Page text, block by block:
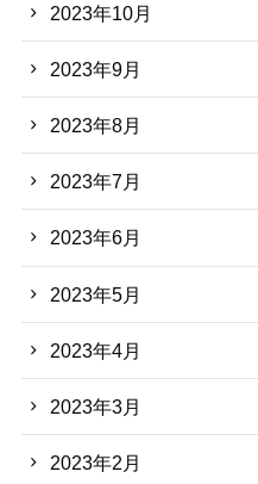
2023年10月
2023年9月
2023年8月
2023年7月
2023年6月
2023年5月
2023年4月
2023年3月
2023年2月